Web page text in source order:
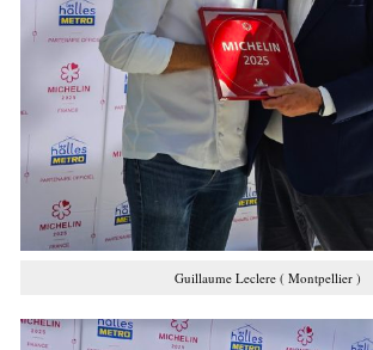
Guillaume Leclere ( Montpellier )